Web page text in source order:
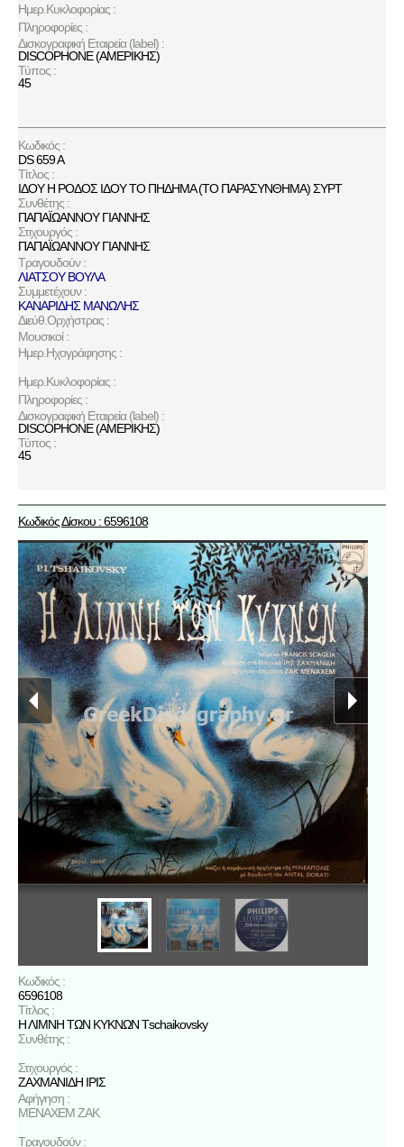
Ημερ.Κυκλοφορίας :
Πληροφορίες :
Δισκογραφική Εταιρεία (label) :
DISCOPHONE (ΑΜΕΡΙΚΗΣ)
Τύπος :
45
Κωδικός :
DS 659 A
Τίτλος :
ΙΔΟΥ Η ΡΟΔΟΣ ΙΔΟΥ ΤΟ ΠΗΔΗΜΑ (ΤΟ ΠΑΡΑΣΥΝΘΗΜΑ) ΣΥΡΤ
Συνθέτης :
ΠΑΠΑΪΩΑΝΝΟΥ ΓΙΑΝΝΗΣ
Στιχουργός :
ΠΑΠΑΪΩΑΝΝΟΥ ΓΙΑΝΝΗΣ
Τραγουδούν :
ΛΙΑΤΣΟΥ ΒΟΥΛΑ
Συμμετέχουν :
ΚΑΝΑΡΙΔΗΣ ΜΑΝΩΛΗΣ
Διεύθ.Ορχήστρας :
Μουσικοί :
Ημερ.Ηχογράφησης :
Ημερ.Κυκλοφορίας :
Πληροφορίες :
Δισκογραφική Εταιρεία (label) :
DISCOPHONE (ΑΜΕΡΙΚΗΣ)
Τύπος :
45
Κωδικός Δίσκου : 6596108
Κωδικός :
6596108
Τίτλος :
Η ΛΙΜΝΗ ΤΩΝ ΚΥΚΝΩΝ Τschaikovsky
Συνθέτης :
Στιχουργός :
ΖΑΧΜΑΝΙΔΗ ΙΡΙΣ
Αφήγηση :
ΜΕΝΑΧΕΜ ΖΑΚ
Τραγουδούν :